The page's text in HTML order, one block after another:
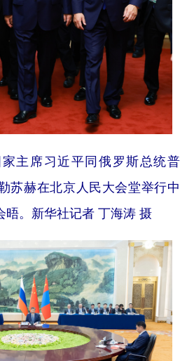
主席习近平同俄罗斯总统普
苏赫在北京人民大会堂举行中
。 新华社记者 丁海涛 摄